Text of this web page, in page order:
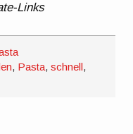
Links
, Pasta,schnell,